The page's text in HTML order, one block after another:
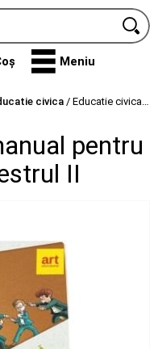
Meniu
civica / Educatie civica, manual pentru clasa a III-a. Semestrul II
pentru
II